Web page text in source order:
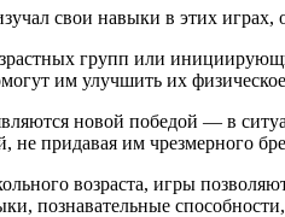
свои навыки в этих
групп или
им улучшить их
новой победой — в
не придавая им чрезмерного
возраста, игры
познавательные